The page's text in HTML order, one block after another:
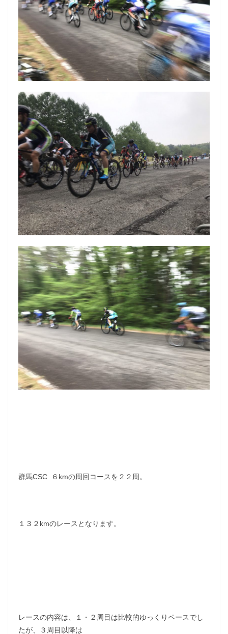
群馬CSC ６kmの周回コースを２２周。
１３２kmのレースとなります。
レースの内容は、１・２周目は比較的ゆっくりペースでし
たが、３周目以降は